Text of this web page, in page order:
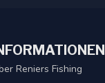
Reniers Fishing